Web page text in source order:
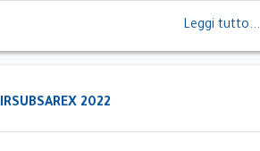
Leggi tutto...
2022